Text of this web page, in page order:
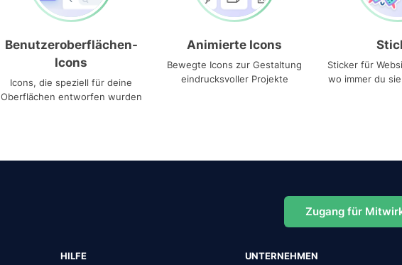
Benutzeroberflächen-
Icons
Icons, die speziell für deine
Oberflächen entworfen wurden
Animierte Icons
Bewegte Icons zur Gestaltung
eindrucksvoller Projekte
Sticker für
wo immer du
Zugang für
HILFE UNTERNEHMEN